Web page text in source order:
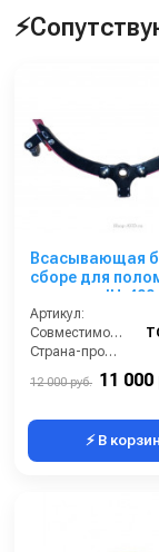
Всасывающая
сборе для
машины JH-400
Артикул:
Совместимость:
Страна-производитель:
12 000 руб. 11 000
⚡ В